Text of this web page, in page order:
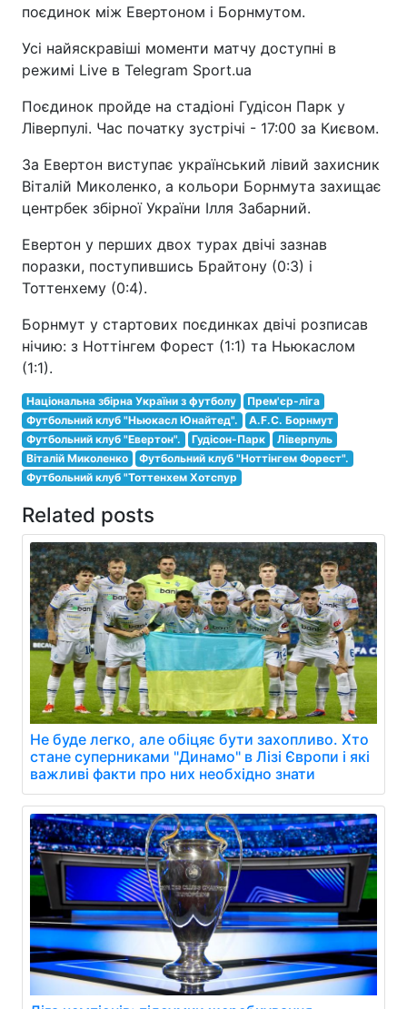
поєдинок між Евертоном і Борнмутом.
Усі найяскравіші моменти матчу доступні в
режимі Live в Telegram Sport.ua
Поєдинок пройде на стадіоні Гудісон Парк у
Ліверпулі. Час початку зустрічі - 17:00 за Києвом.
За Евертон виступає український лівий захисник
Віталій Миколенко, а кольори Борнмута захищає
центрбек збірної України Ілля Забарний.
Евертон у перших двох турах двічі зазнав
поразки, поступившись Брайтону (0:3) і
Тоттенхему (0:4).
Борнмут у стартових поєдинках двічі розписав
нічию: з Ноттінгем Форест (1:1) та Ньюкаслом
(1:1).
Національна збірна України з футболу
Прем'єр-ліга
Футбольний клуб "Ньюкасл Юнайтед".
A.F.C. Борнмут
Футбольний клуб "Евертон".
Гудісон-Парк
Ліверпуль
Віталій Миколенко
Футбольний клуб "Ноттінгем Форест".
Футбольний клуб "Тоттенхем Хотспур
Related posts
Не буде легко, але обіцяє бути захопливо. Хто
стане суперниками "Динамо" в Лізі Європи і які
важливі факти про них необхідно знати